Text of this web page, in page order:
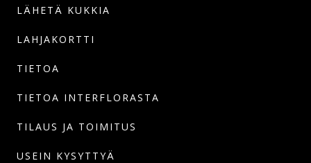
LÄHETÄ KUKKIA
LAHJAKORTTI
TIETOA
TIETOA INTERFLORASTA
TILAUS JA TOIMITUS
USEIN KYSYTTYÄ